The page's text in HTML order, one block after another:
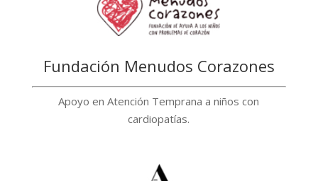
Fundación Menudos Corazones
Apoyo en Atención Temprana a niños con
cardiopatías.